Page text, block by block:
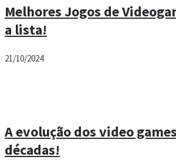
Melhores Jogos de
a lista!
21/10/2024
A evolução dos video
décadas!